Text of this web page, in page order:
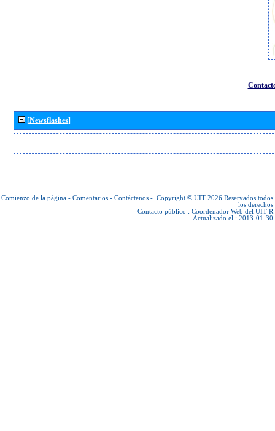
[Newsflashes]
Comienzo de la página - Comentarios - Contáctenos - Copyright © UIT 2026 Reservados todos
los derechos
Contacto público : Coordenador Web del UIT-R
Actualizado el : 2013-01-30